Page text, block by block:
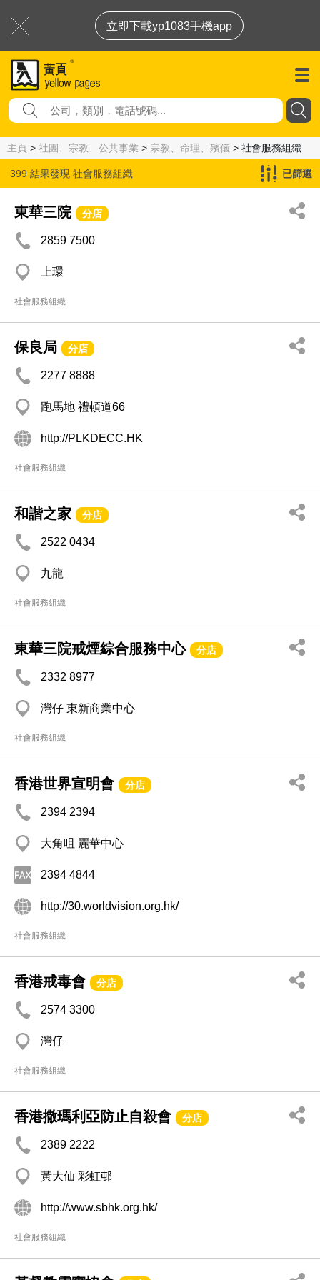
立即下載yp1083手機app
主頁 > 社團、宗教、公共事業 > 宗教、命理、殯儀 > 社會服務組織
399 結果發現 社會服務組織 已篩選
東華三院 分店
2859 7500
上環
社會服務組織
保良局 分店
2277 8888
跑馬地 禮頓道66
http://PLKDECC.HK
社會服務組織
和諧之家 分店
2522 0434
九龍
社會服務組織
東華三院戒煙綜合服務中心 分店
2332 8977
灣仔 東新商業中心
社會服務組織
香港世界宣明會 分店
2394 2394
大角咀 麗華中心
2394 4844
http://30.worldvision.org.hk/
社會服務組織
香港戒毒會 分店
2574 3300
灣仔
社會服務組織
香港撒瑪利亞防止自殺會 分店
2389 2222
黃大仙 彩虹邨
http://www.sbhk.org.hk/
社會服務組織